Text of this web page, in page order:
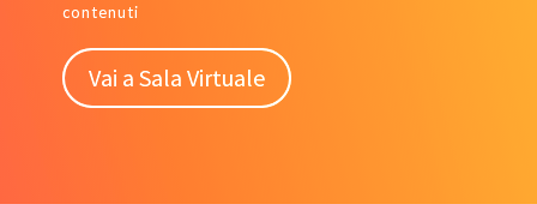
contenuti
Vai a Sala Virtuale